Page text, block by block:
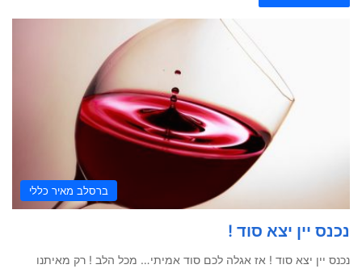
ברסלב מאיר כללי
נכנס יין יצא סוד !
נכנס יין יצא סוד ! אז אגלה לכם סוד אמיתי… מכל הלב ! רק מאיתנו